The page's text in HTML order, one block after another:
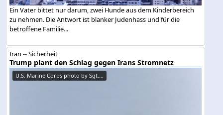
Ein Vater bittet nur darum, zwei Hunde aus dem Kinderbereich
zu nehmen. Die Antwort ist blanker Judenhass und für die
betroffene Familie...
Iran -- Sicherheit
Trump plant den Schlag gegen Irans Stromnetz
U.S. Marine Corps photo by Sgt....